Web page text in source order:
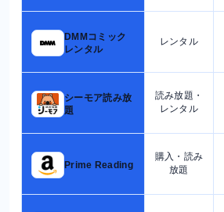
DMMコミック
レンタル
レンタル
シーモア読み放
題
読み放題・
レンタル
Prime Reading
購入・読み
放題